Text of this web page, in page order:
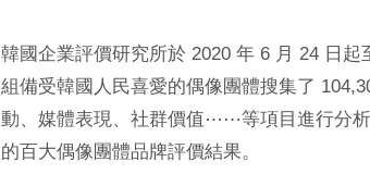
韓國企業評價研究所於 2020 年 6 月 24 日
組備受韓國人民喜愛的偶像團體搜集了
動、媒體表現、社群價值⋯⋯等項目進行分
的百大偶像團體品牌評價結果。